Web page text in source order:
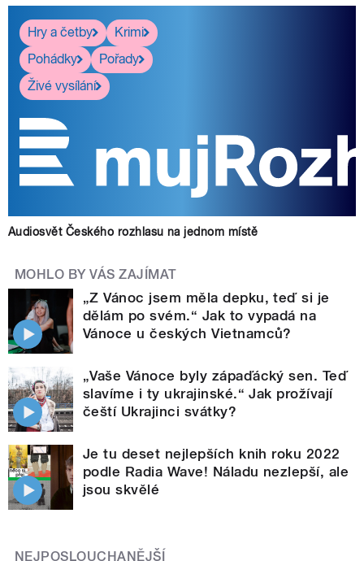
Hry a četby
Krimi
Pohádky
Pořady
Živé vysílání
Audiosvět Českého rozhlasu na jednom místě
MOHLO BY VÁS ZAJÍMAT
„Z Vánoc jsem měla depku, teď si je
dělám po svém.“ Jak to vypadá na
Vánoce u českých Vietnamců?
„Vaše Vánoce byly zápaďácký sen. Teď
slavíme i ty ukrajinské.“ Jak prožívají
čeští Ukrajinci svátky?
Je tu deset nejlepších knih roku 2022
podle Radia Wave! Náladu nezlepší, ale
jsou skvělé
NEJPOSLOUCHANĚJŠÍ